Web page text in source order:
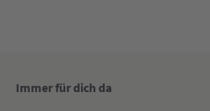
Immer für dich da